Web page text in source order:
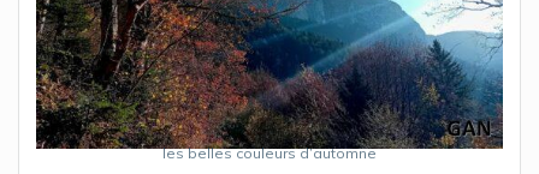
les belles couleurs d’automne